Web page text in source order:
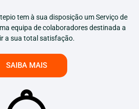
tem à sua disposição um Serviço de
equipa de colaboradores destinada a
a sua total satisfação.
SAIBA MAIS